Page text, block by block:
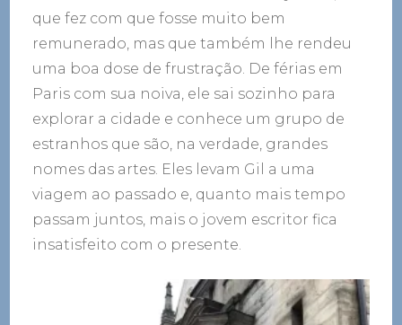
que fez com que fosse muito bem
remunerado, mas que também lhe rendeu
uma boa dose de frustração. De férias em
Paris com sua noiva, ele sai sozinho para
explorar a cidade e conhece um grupo de
estranhos que são, na verdade, grandes
nomes das artes. Eles levam Gil a uma
viagem ao passado e, quanto mais tempo
passam juntos, mais o jovem escritor fica
insatisfeito com o presente.